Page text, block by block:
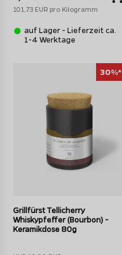
101,73 EUR pro Kilogramm
auf Lager - Lieferzeit ca.
1-4 Werktage
30%*
Grillfürst Tellicherry
Whiskypfeffer (Bourbon) -
Keramikdose 80g